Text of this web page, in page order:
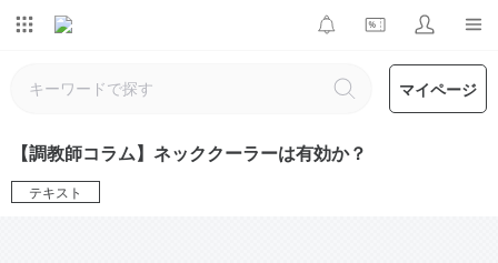
マイページ
【調教師コラム】ネッククーラーは有効か？
テキスト